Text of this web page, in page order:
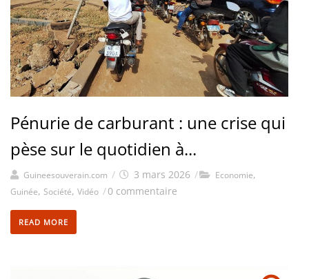
Pénurie de carburant : une crise qui
pèse sur le quotidien à...
Guineesouverain.com / 3 mars 2026 / Economie,
Guinée, Société, Vidéo /0 commentaire
READ MORE